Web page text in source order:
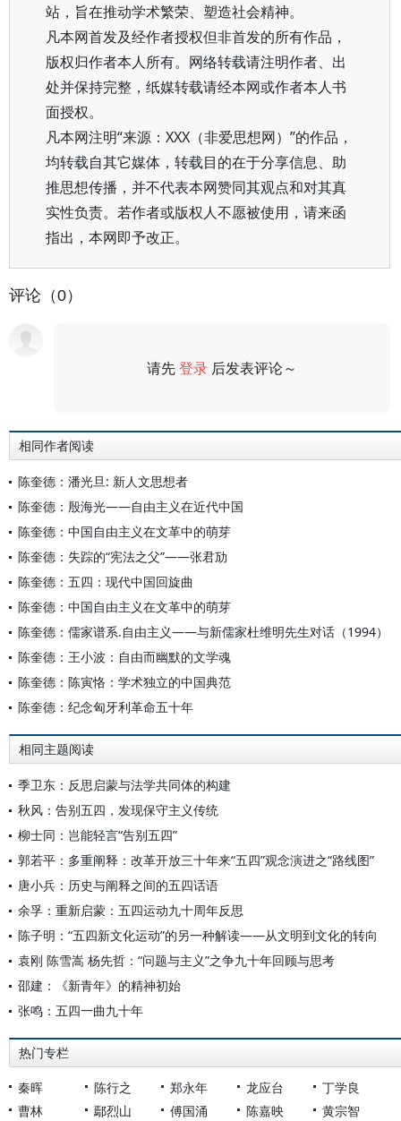
站，旨在推动学术繁荣、塑造社会精神。
凡本网首发及经作者授权但非首发的所有作品，
版权归作者本人所有。网络转载请注明作者、出
处并保持完整，纸媒转载请经本网或作者本人书
面授权。
凡本网注明“来源：XXX（非爱思想网）”的作品，
均转载自其它媒体，转载目的在于分享信息、助
推思想传播，并不代表本网赞同其观点和对其真
实性负责。若作者或版权人不愿被使用，请来函
指出，本网即予改正。
评论（0）
请先登录 后发表评论～
相同作者阅读
陈奎德：潘光旦: 新人文思想者
陈奎德：殷海光——自由主义在近代中国
陈奎德：中国自由主义在文革中的萌芽
陈奎德：失踪的“宪法之父”——张君劢
陈奎德：五四：现代中国回旋曲
陈奎德：中国自由主义在文革中的萌芽
陈奎德：儒家谱系.自由主义——与新儒家杜维明先生对话（1994）
陈奎德：王小波：自由而幽默的文学魂
陈奎德：陈寅恪：学术独立的中国典范
陈奎德：纪念匈牙利革命五十年
相同主题阅读
季卫东：反思启蒙与法学共同体的构建
秋风：告别五四，发现保守主义传统
柳士同：岂能轻言“告别五四”
郭若平：多重阐释：改革开放三十年来“五四”观念演进之“路线图”
唐小兵：历史与阐释之间的五四话语
余孚：重新启蒙：五四运动九十周年反思
陈子明：“五四新文化运动”的另一种解读——从文明到文化的转向
袁刚 陈雪嵩 杨先哲：“问题与主义”之争九十年回顾与思考
邵建：《新青年》的精神初始
张鸣：五四一曲九十年
热门专栏
秦晖 陈行之 郑永年 龙应台
丁学良
曹林
鄢烈山 傅国涌 陈嘉映 黄宗智